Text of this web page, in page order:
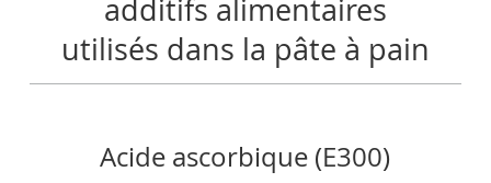
additifs alimentaires
utilisés dans la pâte à pain
Acide ascorbique (E300)